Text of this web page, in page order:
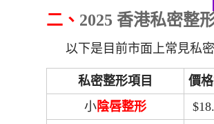
二、 2025 香港私密整
以下是目前市面上常見私
私密整形項目 價
小陰唇整形